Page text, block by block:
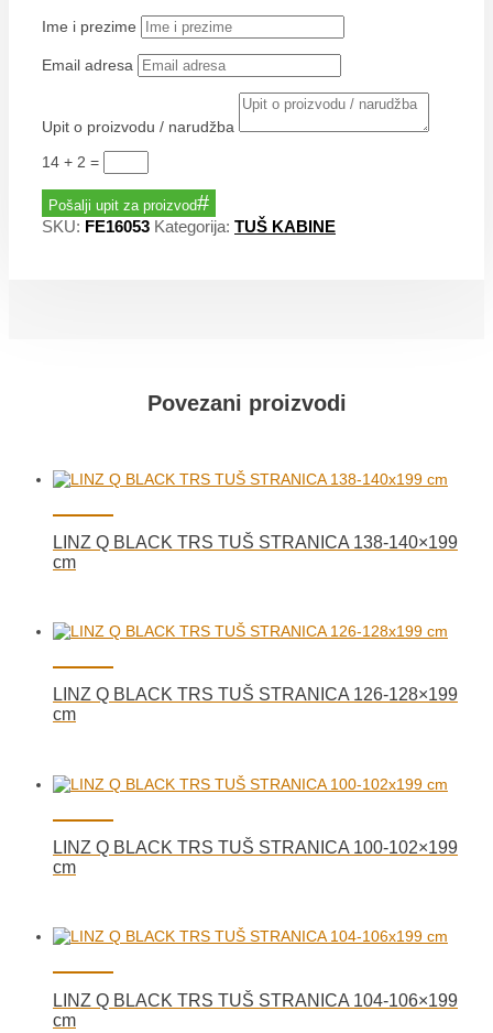
Ime i prezime
Email adresa
Upit o proizvodu / narudžba
14 + 2 =
Pošalji upit za proizvod
SKU: FE16053 Kategorija: TUŠ KABINE
Povezani proizvodi
LINZ Q BLACK TRS TUŠ STRANICA 138-140×199
cm
LINZ Q BLACK TRS TUŠ STRANICA 126-128×199
cm
LINZ Q BLACK TRS TUŠ STRANICA 100-102×199
cm
LINZ Q BLACK TRS TUŠ STRANICA 104-106×199
cm